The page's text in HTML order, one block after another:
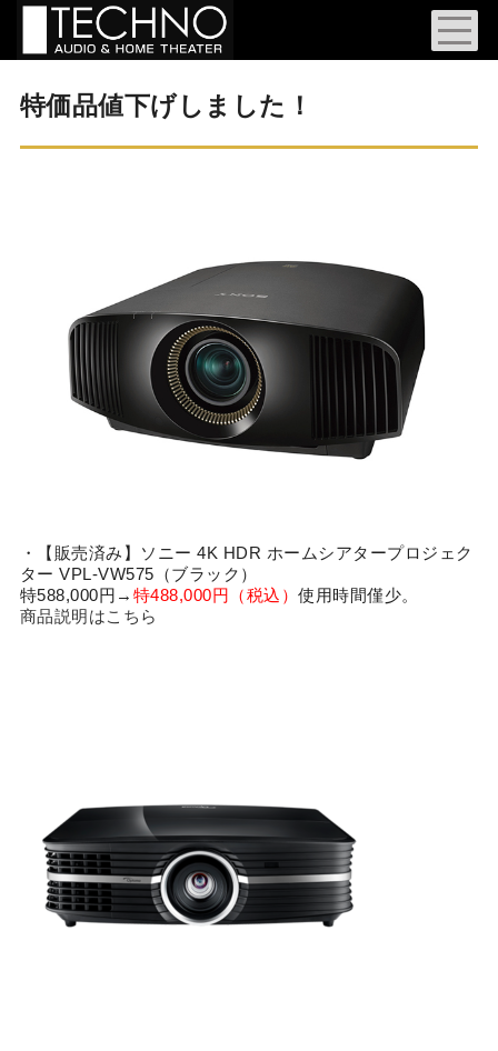
特価品値下げしました！
・【販売済み】ソニー 4K HDR ホームシアタープロジェク
ター VPL-VW575（ブラック）
特588,000円→ 特488,000円（税込）使用時間僅少。
商品説明はこちら